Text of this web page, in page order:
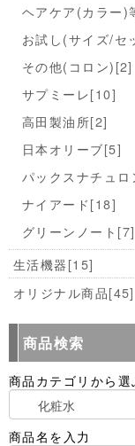
ヘアケア(カラー)
お試し(サイズ/セ
その他(コロン)[2]
サプミーレ[10]
高田製油所[2]
日本オリーブ[5]
パックスナチュロ
ナイアード[18]
グリーンノート [7]
生活機器[15]
オリジナル商品[45]
商品検索
商品カテゴリから選
商品名を入力